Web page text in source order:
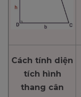
Cách tính diện
tích hình
thang cân